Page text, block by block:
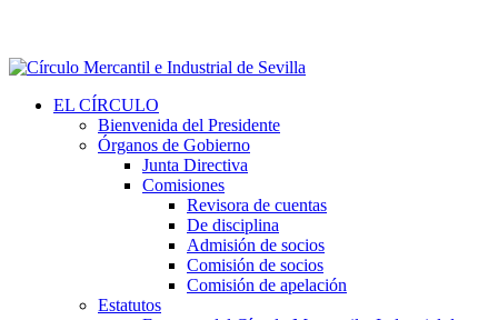
EL CÍRCULO
Bienvenida del Presidente
Órganos de Gobierno
Junta Directiva
Comisiones
Revisora de cuentas
De disciplina
Admisión de socios
Comisión de socios
Comisión de apelación
Estatutos